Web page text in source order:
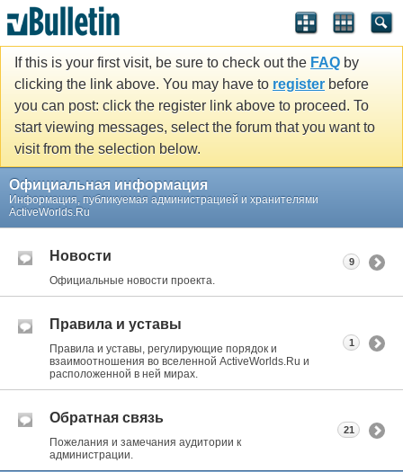
If this is your first visit, be sure to check out the FAQ by
clicking the link above. You may have to register before
you can post: click the register link above to proceed. To
start viewing messages, select the forum that you want to
visit from the selection below.
Официальная информация
Информация, публикуемая администрацией и хранителями
ActiveWorlds.Ru
Новости
Официальные новости проекта.
9
Правила и уставы
Правила и уставы, регулирующие порядок и
взаимоотношения во вселенной ActiveWorlds.Ru и
расположенной в ней мирах.
1
Обратная связь
Пожелания и замечания аудитории к
администрации.
21